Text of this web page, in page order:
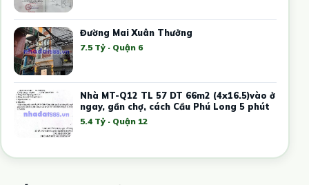
Đường Mai Xuân Thưởng
7.5 Tỷ · Quận 6
Nhà MT-Q12 TL 57 DT 66m2 (4x16.5)vào ở
ngay, gần chợ, cách Cầu Phú Long 5 phút
5.4 Tỷ · Quận 12